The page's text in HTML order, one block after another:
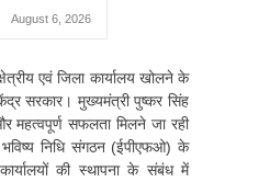
August 6, 2026
एवं जिला कार्यालय खोलने के
सरकार। मुख्यमंत्री पुष्कर सिंह
महत्वपूर्ण सफलता मिलने जा रही
भविष्य निधि संगठन (ईपीएफओ) के
की स्थापना के संबंध में